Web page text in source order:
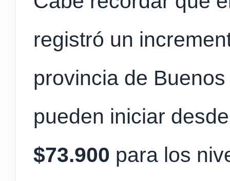
registró un
provincia de
pueden iniciar
$73.900 para los